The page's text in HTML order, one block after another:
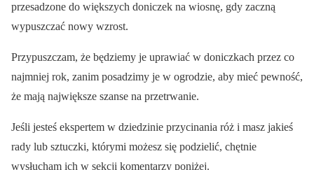
przesadzone do większych doniczek na wiosnę, gdy zaczną
wypuszczać nowy wzrost.
Przypuszczam, że będziemy je uprawiać w doniczkach przez co
najmniej rok, zanim posadzimy je w ogrodzie, aby mieć pewność,
że mają największe szanse na przetrwanie.
Jeśli jesteś ekspertem w dziedzinie przycinania róż i masz jakieś
rady lub sztuczki, którymi możesz się podzielić, chętnie
wysłucham ich w sekcji komentarzy poniżej.